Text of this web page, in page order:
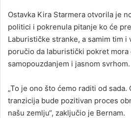
Ostavka Kira Starmera otvorila je
politici i pokrenula pitanje ko će
Laburističke stranke, a samim tim i
poručio da laburistički pokret mora
samopouzdanjem i jasnom svrhom.
„To je ono što ćemo raditi od sada.
tranzicija bude pozitivan proces
našu zemlju“, zaključio je Bernam.